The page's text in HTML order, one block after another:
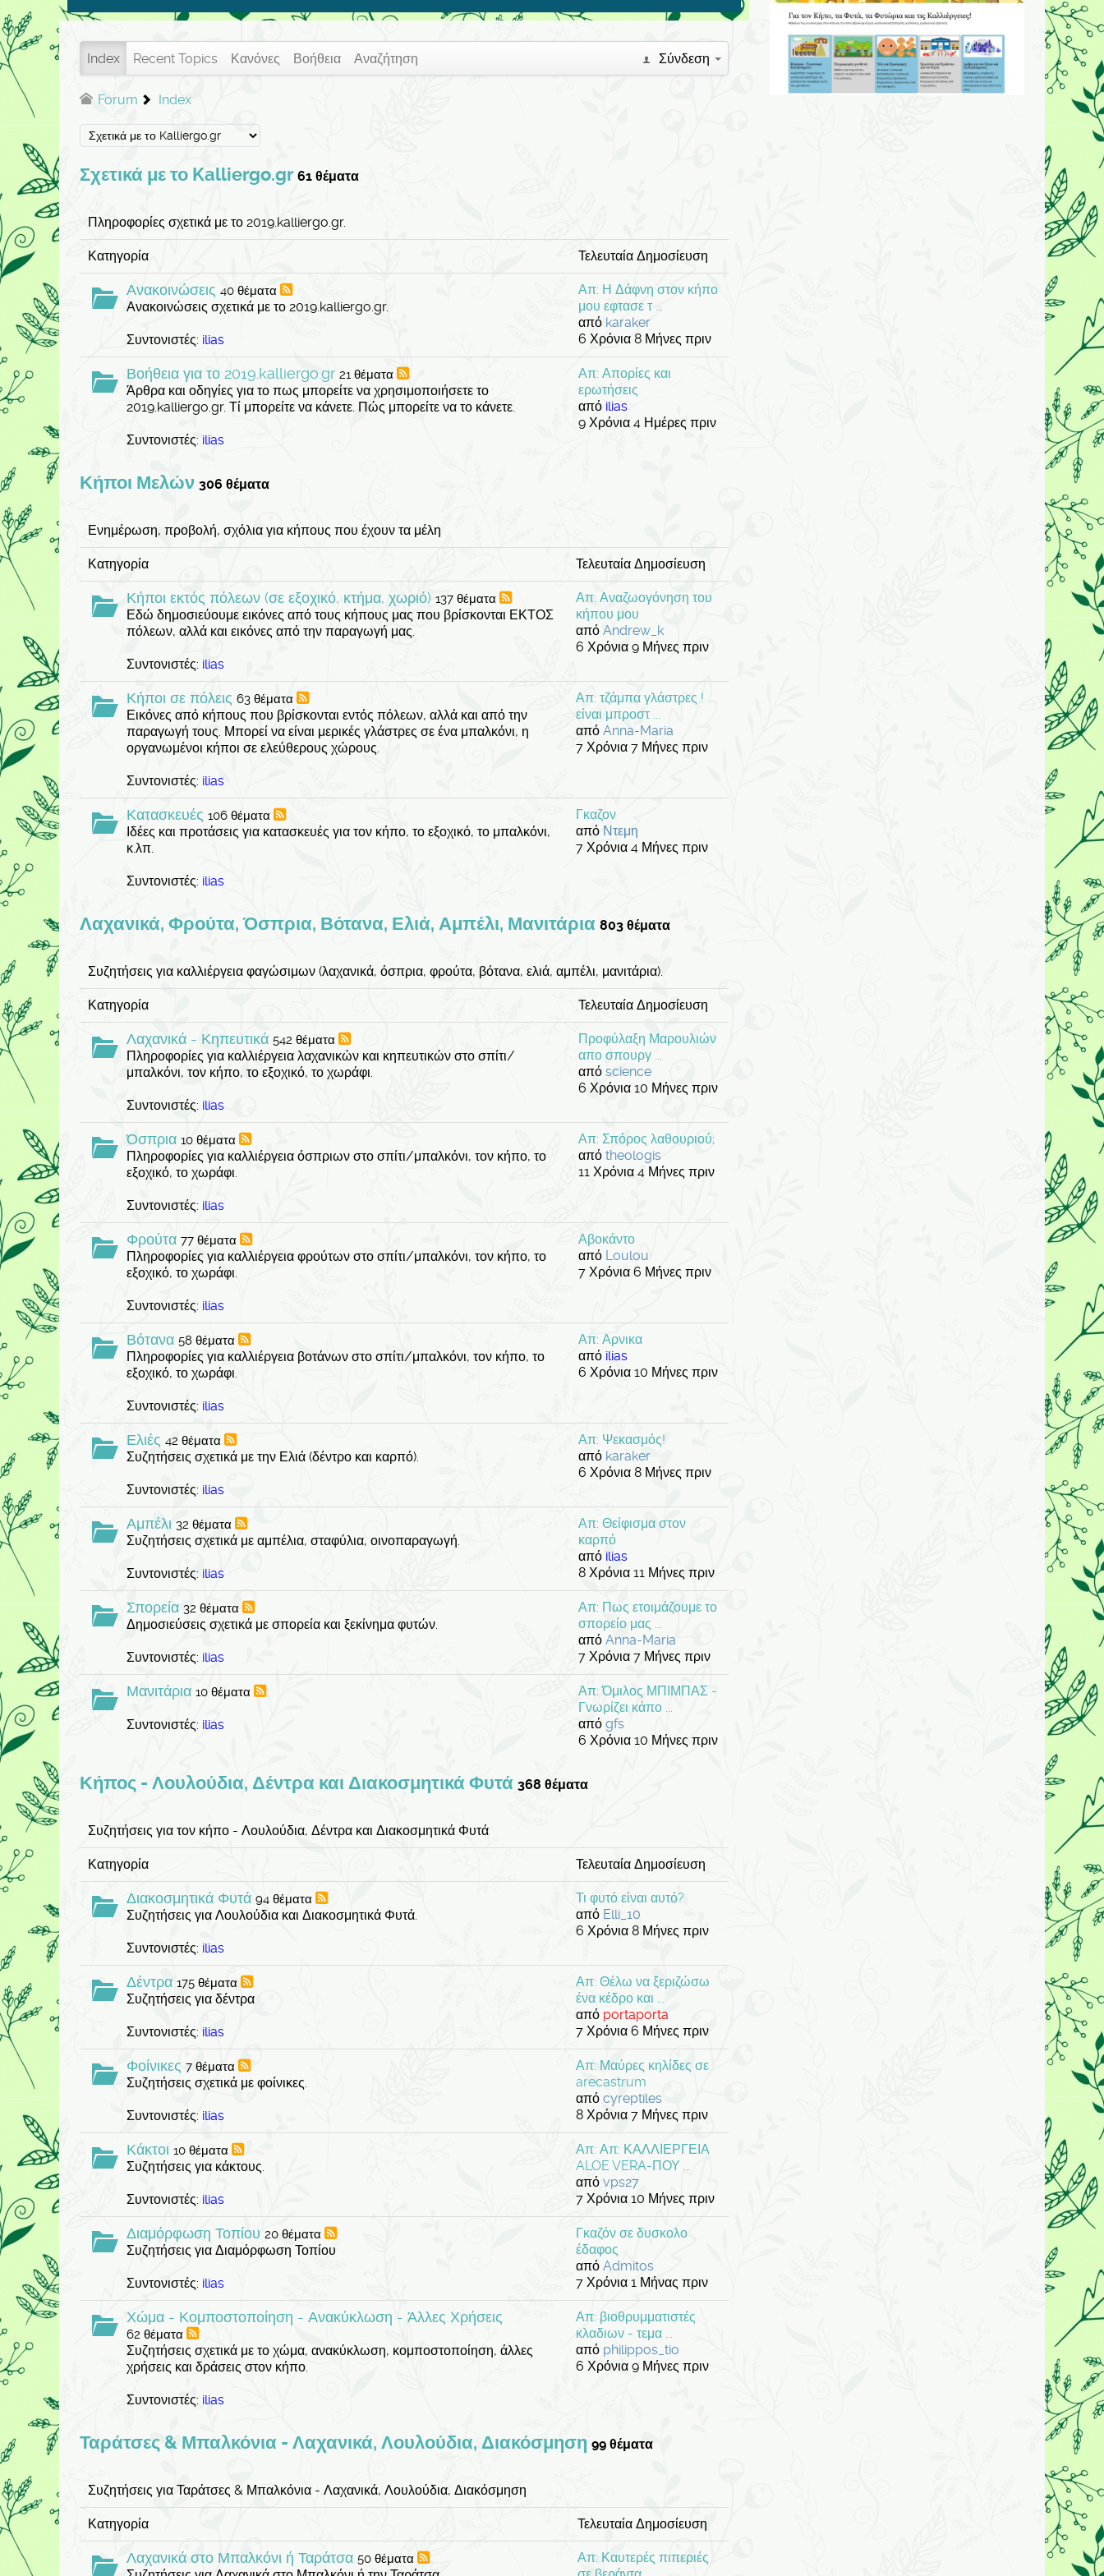
Index Recent Topics Κανόνες Βοήθεια Αναζήτηση Σύνδεση
Forum Index
Σχετικά με το Kalliergo.gr 61 θέματα
Πληροφορίες σχετικά με το 2019.kalliergo.gr.
Κατηγορία Τελευταία Δημοσίευση
Ανακοινώσεις 40 θέματα
Ανακοινώσεις σχετικά με το 2019.kalliergo.gr.
Συντονιστές: ilias
Απ: Η Δάφνη στον κήπο
μου εφτασε τ ...
από karaker
6 Χρόνια 8 Μήνες πριν
Βοήθεια για το 2019.kalliergo.gr 21 θέματα
Άρθρα και οδηγίες για το πως μπορείτε να χρησιμοποιήσετε το
2019.kalliergo.gr. Τί μπορείτε να κάνετε. Πώς μπορείτε να το κάνετε.
Συντονιστές: ilias
Απ: Απορίες και
ερωτήσεις
από ilias
9 Χρόνια 4 Ημέρες πριν
Κήποι Μελών 306 θέματα
Ενημέρωση, προβολή, σχόλια για κήπους που έχουν τα μέλη
Κατηγορία Τελευταία Δημοσίευση
Κήποι εκτός πόλεων (σε εξοχικό, κτήμα, χωριό) 137 θέματα
Εδώ δημοσιεύουμε εικόνες από τους κήπους μας που βρίσκονται ΕΚΤΟΣ
πόλεων, αλλά και εικόνες από την παραγωγή μας.
Συντονιστές: ilias
Απ: Αναζωογόνηση του
κήπου μου
από Andrew_k
6 Χρόνια 9 Μήνες πριν
Κήποι σε πόλεις 63 θέματα
Εικόνες από κήπους που βρίσκονται εντός πόλεων, αλλά και από την
παραγωγή τους. Μπορεί να είναι μερικές γλάστρες σε ένα μπαλκόνι, η
οργανωμένοι κήποι σε ελεύθερους χώρους.
Συντονιστές: ilias
Απ: τζάμπα γλάστρες !
είναι μπροστ ...
από Anna-Maria
7 Χρόνια 7 Μήνες πριν
Κατασκευές 106 θέματα
Ιδέες και προτάσεις για κατασκευές για τον κήπο, το εξοχικό, το μπαλκόνι,
κ.λπ.
Συντονιστές: ilias
Γκαζον
από Ντεμη
7 Χρόνια 4 Μήνες πριν
Λαχανικά, Φρούτα, Όσπρια, Βότανα, Ελιά, Αμπέλι, Μανιτάρια 803 θέματα
Συζητήσεις για καλλιέργεια φαγώσιμων (λαχανικά, όσπρια, φρούτα, βότανα, ελιά, αμπέλι, μανιτάρια).
Κατηγορία Τελευταία Δημοσίευση
Λαχανικά - Κηπευτικά 542 θέματα
Πληροφορίες για καλλιέργεια λαχανικών και κηπευτικών στο σπίτι/
μπαλκόνι, τον κήπο, το εξοχικό, το χωράφι.
Συντονιστές: ilias
Προφύλαξη Μαρουλιών
απο σπουργ ...
από science
6 Χρόνια 10 Μήνες πριν
Όσπρια 10 θέματα
Πληροφορίες για καλλιέργεια όσπριων στο σπίτι/μπαλκόνι, τον κήπο, το
εξοχικό, το χωράφι.
Συντονιστές: ilias
Απ: Σπόρος λαθουριού;
από theologis
11 Χρόνια 4 Μήνες πριν
Φρούτα 77 θέματα
Πληροφορίες για καλλιέργεια φρούτων στο σπίτι/μπαλκόνι, τον κήπο, το
εξοχικό, το χωράφι.
Συντονιστές: ilias
Αβοκάντο
από Loulou
7 Χρόνια 6 Μήνες πριν
Βότανα 58 θέματα
Πληροφορίες για καλλιέργεια βοτάνων στο σπίτι/μπαλκόνι, τον κήπο, το
εξοχικό, το χωράφι.
Συντονιστές: ilias
Απ: Αρνικα
από ilias
6 Χρόνια 10 Μήνες πριν
Ελιές 42 θέματα
Συζητήσεις σχετικά με την Ελιά (δέντρο και καρπό).
Συντονιστές: ilias
Απ: Ψεκασμός!
από karaker
6 Χρόνια 8 Μήνες πριν
Αμπέλι 32 θέματα
Συζητήσεις σχετικά με αμπέλια, σταφύλια, οινοπαραγωγή.
Συντονιστές: ilias
Απ: Θείφισμα στον
καρπό
από ilias
8 Χρόνια 11 Μήνες πριν
Σπορεία 32 θέματα
Δημοσιεύσεις σχετικά με σπορεία και ξεκίνημα φυτών.
Συντονιστές: ilias
Απ: Πως ετοιμάζουμε το
σπορείο μας ...
από Anna-Maria
7 Χρόνια 7 Μήνες πριν
Μανιτάρια 10 θέματα
Συντονιστές: ilias
Απ: Όμιλος ΜΠΙΜΠΑΣ -
Γνωρίζει κάπο ...
από gfs
6 Χρόνια 10 Μήνες πριν
Κήπος - Λουλούδια, Δέντρα και Διακοσμητικά Φυτά 368 θέματα
Συζητήσεις για τον κήπο - Λουλούδια, Δέντρα και Διακοσμητικά Φυτά
Κατηγορία Τελευταία Δημοσίευση
Διακοσμητικά Φυτά 94 θέματα
Συζητήσεις για Λουλούδια και Διακοσμητικά Φυτά.
Συντονιστές: ilias
Τι φυτό είναι αυτό?
από Elli_10
6 Χρόνια 8 Μήνες πριν
Δέντρα 175 θέματα
Συζητήσεις για δέντρα
Συντονιστές: ilias
Απ: Θέλω να ξεριζώσω
ένα κέδρο και ...
από portaporta
7 Χρόνια 6 Μήνες πριν
Φοίνικες 7 θέματα
Συζητήσεις σχετικά με φοίνικες.
Συντονιστές: ilias
Απ: Μαύρες κηλίδες σε
arecastrum
από cyreptiles
8 Χρόνια 7 Μήνες πριν
Κάκτοι 10 θέματα
Συζητήσεις για κάκτους.
Συντονιστές: ilias
Απ: Απ: ΚΑΛΛΙΕΡΓΕΙΑ
ALOE VERA-ΠΟΥ ...
από vps27
7 Χρόνια 10 Μήνες πριν
Διαμόρφωση Τοπίου 20 θέματα
Συζητήσεις για Διαμόρφωση Τοπίου
Συντονιστές: ilias
Γκαζόν σε δυσκολο
έδαφος
από Admitos
7 Χρόνια 1 Μήνας πριν
Χώμα - Κομποστοποίηση - Ανακύκλωση - Άλλες Χρήσεις
62 θέματα
Συζητήσεις σχετικά με το χώμα, ανακύκλωση, κομποστοποίηση, άλλες
χρήσεις και δράσεις στον κήπο.
Συντονιστές: ilias
Απ: βιοθρυμματιστές
κλαδιων - τεμα ...
από philippos_tio
6 Χρόνια 9 Μήνες πριν
Ταράτσες & Μπαλκόνια - Λαχανικά, Λουλούδια, Διακόσμηση 99 θέματα
Συζητήσεις για Ταράτσες & Μπαλκόνια - Λαχανικά, Λουλούδια, Διακόσμηση
Κατηγορία Τελευταία Δημοσίευση
Λαχανικά στο Μπαλκόνι ή Ταράτσα 50 θέματα
Απ: Καυτερές πιπεριές